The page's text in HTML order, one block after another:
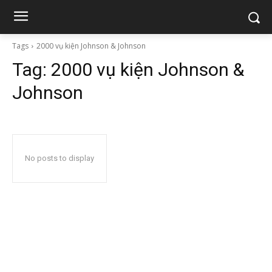
Tags 2000 vụ kiện Johnson & Johnson
Tag: 2000 vụ kiện Johnson &
Johnson
No posts to display